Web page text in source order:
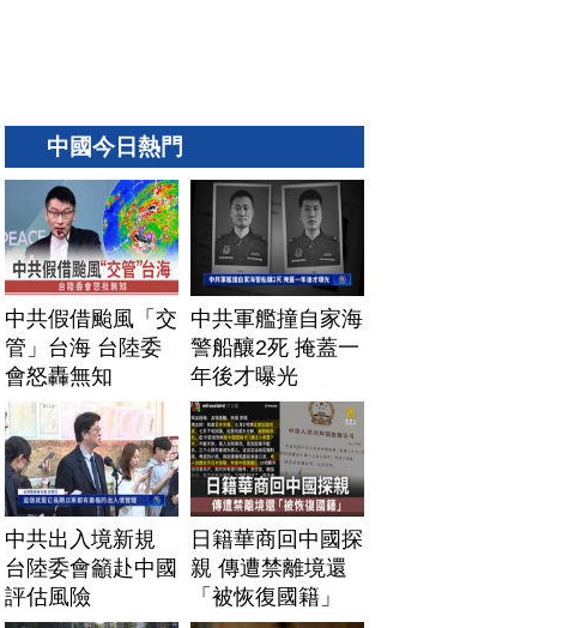
中國今日熱門
中共假借颱風「交
管」台海 台陸委
會怒轟無知
中共軍艦撞自家海
警船釀2死 掩蓋一
年後才曝光
中共出入境新規
台陸委會籲赴中國
評估風險
日籍華商回中國探
親 傳遭禁離境還
「被恢復國籍」